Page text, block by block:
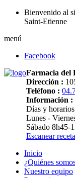
Bienvenido al
Saint-Etienne
menú
Facebook
Farmacia del
Dirección :
Teléfono :
Información :
Días y
Lunes -
Sábado 8h45-
Escanear receta
Inicio
¿Quiénes
Nuestro equipo